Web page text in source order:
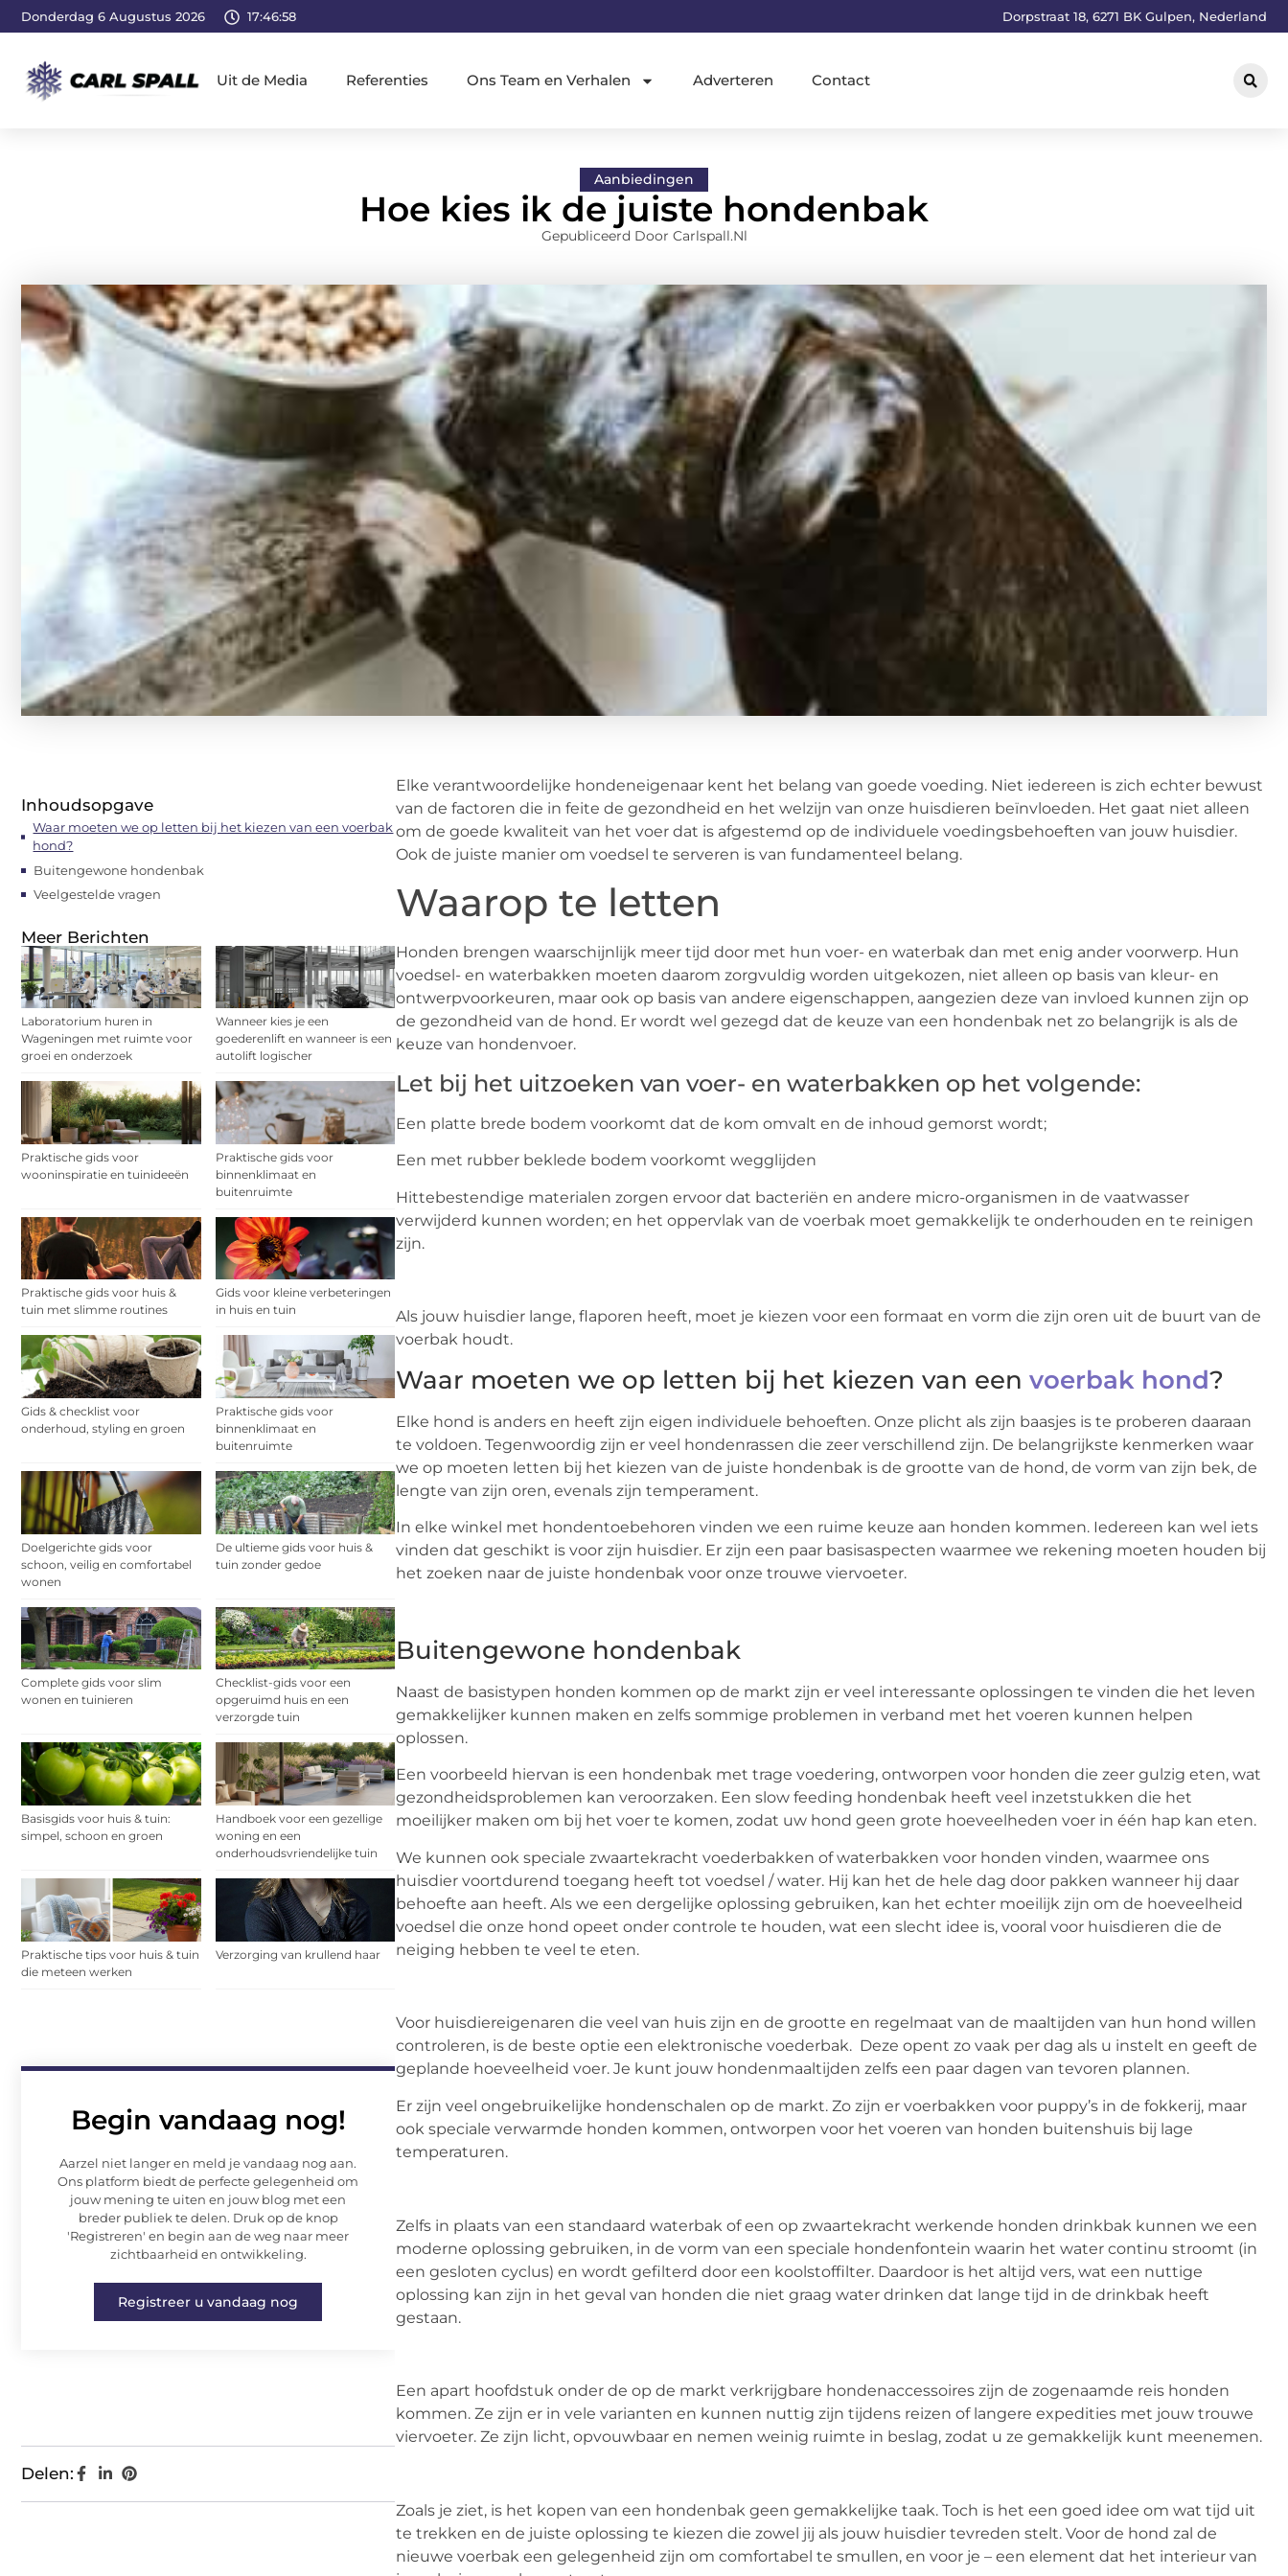
Donderdag 6 Augustus 2026 17:46:59 Dorpstraat 18, 6271 BK Gulpen, Nederland
Uit de Media Referenties Ons Team en Verhalen Adverteren Contact
Aanbiedingen
Hoe kies ik de juiste hondenbak
Gepubliceerd Door Carlspall.nl
Inhoudsopgave
Waar moeten we op letten bij het kiezen van een voerbak
hond?
Buitengewone hondenbak
Veelgestelde vragen
Meer Berichten
Laboratorium huren in
Wageningen met ruimte voor
groei en onderzoek
Wanneer kies je een
goederenlift en wanneer is een
autolift logischer
Praktische gids voor
wooninspiratie en tuinideeën
Praktische gids voor
binnenklimaat en
buitenruimte
Praktische gids voor huis &
tuin met slimme routines
Gids voor kleine verbeteringen
in huis en tuin
Gids & checklist voor
onderhoud, styling en groen
Praktische gids voor
binnenklimaat en
buitenruimte
Doelgerichte gids voor
schoon, veilig en comfortabel
wonen
De ultieme gids voor huis &
tuin zonder gedoe
Complete gids voor slim
wonen en tuinieren
Checklist-gids voor een
opgeruimd huis en een
verzorgde tuin
Basisgids voor huis & tuin:
simpel, schoon en groen
Handboek voor een gezellige
woning en een
onderhoudsvriendelijke tuin
Praktische tips voor huis & tuin
die meteen werken
Verzorging van krullend haar
Begin vandaag nog!
Aarzel niet langer en meld je vandaag nog aan.
Ons platform biedt de perfecte gelegenheid om
jouw mening te uiten en jouw blog met een
breder publiek te delen. Druk op de knop
'Registreren' en begin aan de weg naar meer
zichtbaarheid en ontwikkeling.
Registreer u vandaag nog
Delen:
Elke verantwoordelijke hondeneigenaar kent het belang van goede voeding. Niet iedereen is zich echter bewust
van de factoren die in feite de gezondheid en het welzijn van onze huisdieren beïnvloeden. Het gaat niet alleen
om de goede kwaliteit van het voer dat is afgestemd op de individuele voedingsbehoeften van jouw huisdier.
Ook de juiste manier om voedsel te serveren is van fundamenteel belang.
Waarop te letten
Honden brengen waarschijnlijk meer tijd door met hun voer- en waterbak dan met enig ander voorwerp. Hun
voedsel- en waterbakken moeten daarom zorgvuldig worden uitgekozen, niet alleen op basis van kleur- en
ontwerpvoorkeuren, maar ook op basis van andere eigenschappen, aangezien deze van invloed kunnen zijn op
de gezondheid van de hond. Er wordt wel gezegd dat de keuze van een hondenbak net zo belangrijk is als de
keuze van hondenvoer.
Let bij het uitzoeken van voer- en waterbakken op het volgende:
Een platte brede bodem voorkomt dat de kom omvalt en de inhoud gemorst wordt;
Een met rubber beklede bodem voorkomt wegglijden
Hittebestendige materialen zorgen ervoor dat bacteriën en andere micro-organismen in de vaatwasser
verwijderd kunnen worden; en het oppervlak van de voerbak moet gemakkelijk te onderhouden en te reinigen
zijn.
Als jouw huisdier lange, flaporen heeft, moet je kiezen voor een formaat en vorm die zijn oren uit de buurt van de
voerbak houdt.
Waar moeten we op letten bij het kiezen van een voerbak hond?
Elke hond is anders en heeft zijn eigen individuele behoeften. Onze plicht als zijn baasjes is te proberen daaraan
te voldoen. Tegenwoordig zijn er veel hondenrassen die zeer verschillend zijn. De belangrijkste kenmerken waar
we op moeten letten bij het kiezen van de juiste hondenbak is de grootte van de hond, de vorm van zijn bek, de
lengte van zijn oren, evenals zijn temperament.
In elke winkel met hondentoebehoren vinden we een ruime keuze aan honden kommen. Iedereen kan wel iets
vinden dat geschikt is voor zijn huisdier. Er zijn een paar basisaspecten waarmee we rekening moeten houden bij
het zoeken naar de juiste hondenbak voor onze trouwe viervoeter.
Buitengewone hondenbak
Naast de basistypen honden kommen op de markt zijn er veel interessante oplossingen te vinden die het leven
gemakkelijker kunnen maken en zelfs sommige problemen in verband met het voeren kunnen helpen
oplossen.
Een voorbeeld hiervan is een hondenbak met trage voedering, ontworpen voor honden die zeer gulzig eten, wat
gezondheidsproblemen kan veroorzaken. Een slow feeding hondenbak heeft veel inzetstukken die het
moeilijker maken om bij het voer te komen, zodat uw hond geen grote hoeveelheden voer in één hap kan eten.
We kunnen ook speciale zwaartekracht voederbakken of waterbakken voor honden vinden, waarmee ons
huisdier voortdurend toegang heeft tot voedsel / water. Hij kan het de hele dag door pakken wanneer hij daar
behoefte aan heeft. Als we een dergelijke oplossing gebruiken, kan het echter moeilijk zijn om de hoeveelheid
voedsel die onze hond opeet onder controle te houden, wat een slecht idee is, vooral voor huisdieren die de
neiging hebben te veel te eten.
Voor huisdiereigenaren die veel van huis zijn en de grootte en regelmaat van de maaltijden van hun hond willen
controleren, is de beste optie een elektronische voederbak. Deze opent zo vaak per dag als u instelt en geeft de
geplande hoeveelheid voer. Je kunt jouw hondenmaaltijden zelfs een paar dagen van tevoren plannen.
Er zijn veel ongebruikelijke hondenschalen op de markt. Zo zijn er voerbakken voor puppy’s in de fokkerij, maar
ook speciale verwarmde honden kommen, ontworpen voor het voeren van honden buitenshuis bij lage
temperaturen.
Zelfs in plaats van een standaard waterbak of een op zwaartekracht werkende honden drinkbak kunnen we een
moderne oplossing gebruiken, in de vorm van een speciale hondenfontein waarin het water continu stroomt (in
een gesloten cyclus) en wordt gefilterd door een koolstoffilter. Daardoor is het altijd vers, wat een nuttige
oplossing kan zijn in het geval van honden die niet graag water drinken dat lange tijd in de drinkbak heeft
gestaan.
Een apart hoofdstuk onder de op de markt verkrijgbare hondenaccessoires zijn de zogenaamde reis honden
kommen. Ze zijn er in vele varianten en kunnen nuttig zijn tijdens reizen of langere expedities met jouw trouwe
viervoeter. Ze zijn licht, opvouwbaar en nemen weinig ruimte in beslag, zodat u ze gemakkelijk kunt meenemen.
Zoals je ziet, is het kopen van een hondenbak geen gemakkelijke taak. Toch is het een goed idee om wat tijd uit
te trekken en de juiste oplossing te kiezen die zowel jij als jouw huisdier tevreden stelt. Voor de hond zal de
nieuwe voerbak een gelegenheid zijn om comfortabel te smullen, en voor je – een element dat het interieur van